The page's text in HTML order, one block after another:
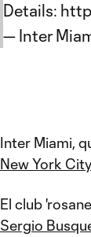
Details:
— Inter
Inter Miami,
New York
El club
Sergio